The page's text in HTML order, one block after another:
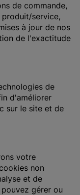
de commande,
service,
à jour de nos
de l'exactitude
de
d'améliorer
sur le site et de
votre
non
et de
gérer ou